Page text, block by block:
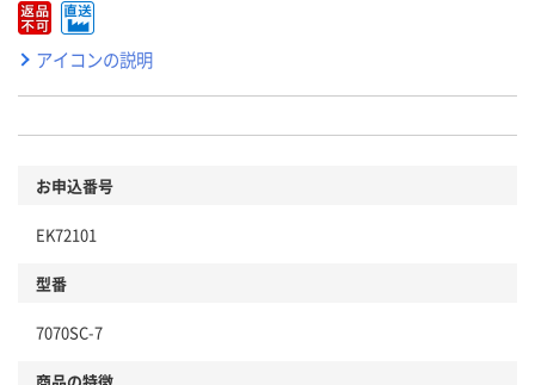
アイコンの説明
お申込番号
EK72101
型番
7070SC-7